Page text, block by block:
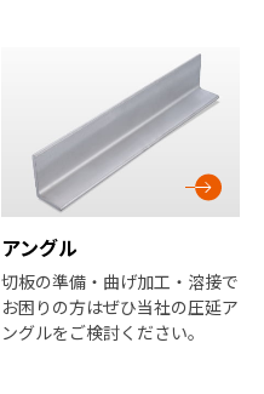
アングル
切板の準備・曲げ加工・溶接で
お困りの方はぜひ当社の圧延ア
ングルをご検討ください。